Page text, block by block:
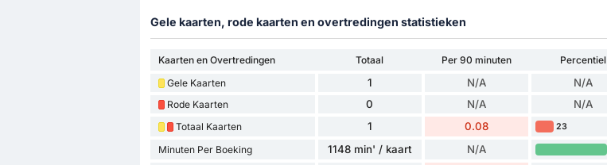
Gele kaarten, rode kaarten en overtredingen statistieken
Kaarten en Overtredingen Totaal Per 90 minuten
Percentiel
Gele Kaarten
1 N/A N/A
Rode Kaarten 0 N/A N/A
Totaal Kaarten 1 0.08 23
Minuten Per Boeking 1148 min' / kaart N/A